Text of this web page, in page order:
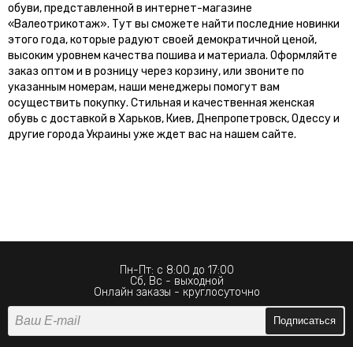
обуви, представленной в интернет-магазине
«Валеотрикотаж». Тут вы сможете найти последние новинки
этого года, которые радуют своей демократичной ценой,
высоким уровнем качества пошива и материала. Оформляйте
заказ оптом и в розницу через корзину, или звоните по
указанным номерам, наши менеджеры помогут вам
осуществить покупку. Стильная и качественная женская
обувь с доставкой в Харьков, Киев, Днепропетровск, Одессу и
другие города Украины уже ждет вас на нашем сайте.
Пн-Пт: с 8:00 до 17:00
Сб, Вс - выходной
Онлайн заказы - круглосуточно
Подписаться